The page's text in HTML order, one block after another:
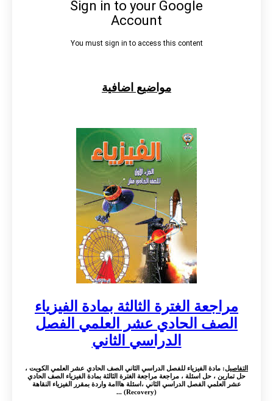
مواضيع اضافية
مراجعة الغترة الثالثة بمادة الفيزياء
الصف الحادي عشر العلمي الفصل
الدراسي الثاني
التفاصيل: مادة الفيزياء للفصل الدراسي الثاني الصف الحادي عشر العلمي الكويت ،
حل تمارين ، حل اسئلة ، مراجعة مراجعة الغترة الثالثة بمادة الفيزياء الصف الحادي
عشر العلمي الفصل الدراسي الثاني ،اسئلة هااامة واردة بمقرر الفيزياء النقاهة
(Recovery) ...